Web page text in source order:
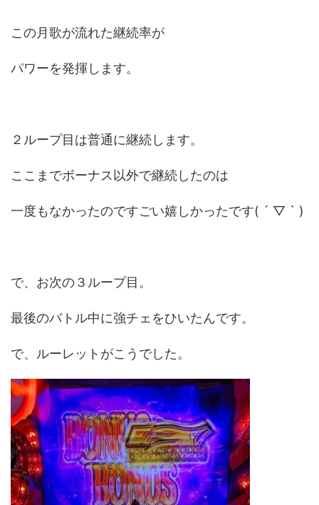
この月歌が流れた継続率が
パワーを発揮します。
２ループ目は普通に継続します。
ここまでボーナス以外で継続したのは
一度もなかったのですごい嬉しかったです( ´ ▽ ` )
で、お次の３ループ目。
最後のバトル中に強チェをひいたんです。
で、ルーレットがこうでした。